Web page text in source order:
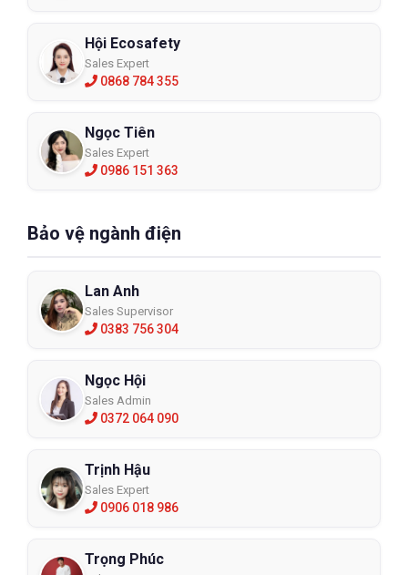
Hội Ecosafety
Sales Expert
0868 784 355
Ngọc Tiên
Sales Expert
0986 151 363
Bảo vệ ngành điện
Lan Anh
Sales Supervisor
0383 756 304
Ngọc Hội
Sales Admin
0372 064 090
Trịnh Hậu
Sales Expert
0906 018 986
Trọng Phúc